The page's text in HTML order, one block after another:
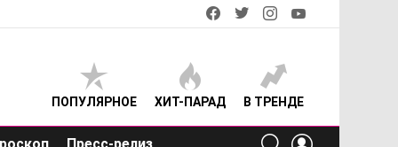
facebooktwitterinstagram
ПОПУЛЯРНОЕ ХИТ-ПАРАД В ТРЕНДЕ
SEARCH